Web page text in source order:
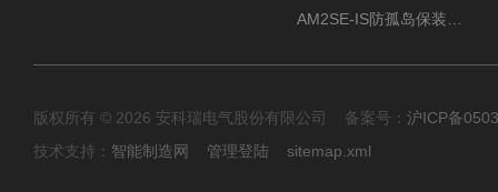
版权所有 © 2026 安科瑞电气股份有限公司 备案号： 沪ICP备
技术支持： 智能制造网 管理登陆 sitemap.xml